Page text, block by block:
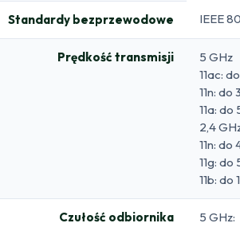
Standardy bezprzewodowe IEEE
Prędkość transmisji
5 GHz
11ac:
11n:
11a:
2,4
11n:
11g:
11b: do
Czułość odbiornika
5 GHz: